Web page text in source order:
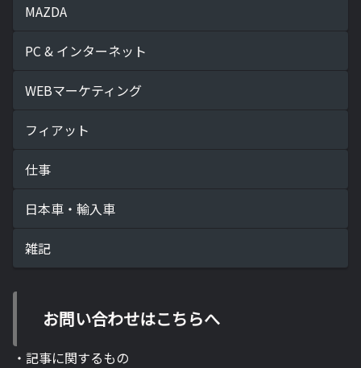
MAZDA
PC & インターネット
WEBマーケティング
フィアット
仕事
日本車・輸入車
雑記
お問い合わせはこちらへ
・記事に関するもの